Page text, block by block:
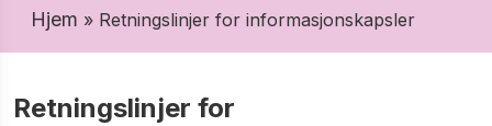
Hjem » Retningslinjer for informasjonskapsler
Retningslinjer for